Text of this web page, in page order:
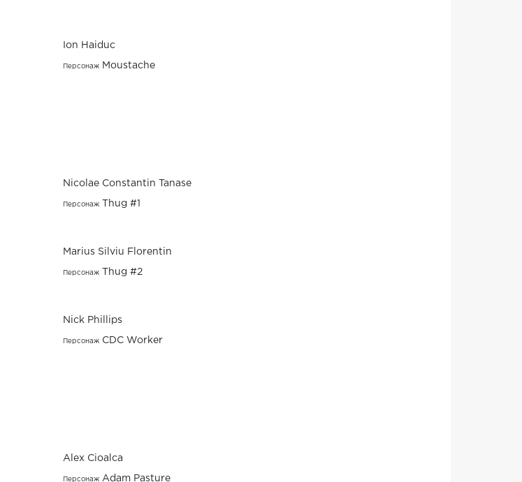
Ion Haiduc
Персонаж Moustache
Nicolae Constantin Tanase
Персонаж Thug #1
Marius Silviu Florentin
Персонаж Thug #2
Nick Phillips
Персонаж CDC Worker
Alex Cioalca
Персонаж Adam Pasture